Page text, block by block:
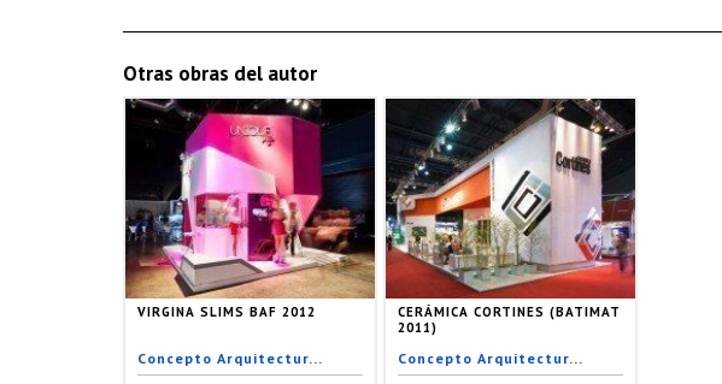
Otras obras del autor
VIRGINA SLIMS BAF 2012
Concepto Arquitectur...
CERÁMICA CORTINES (BATIMAT
2011)
Concepto Arquitectur...